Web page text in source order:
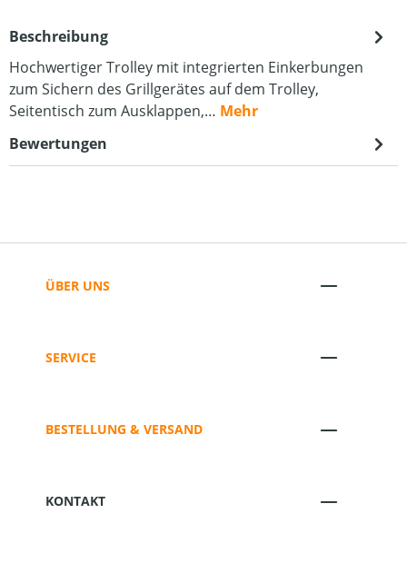
Beschreibung
Hochwertiger Trolley mit integrierten Einkerbungen
zum Sichern des Grillgerätes auf dem Trolley,
Seitentisch zum Ausklappen,… Mehr
Bewertungen
ÜBER UNS
SERVICE
BESTELLUNG & VERSAND
KONTAKT